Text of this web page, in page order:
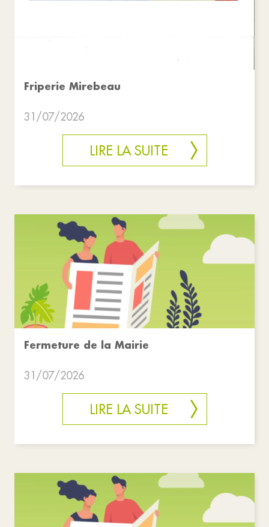
Friperie Mirebeau
31/07/2026
LIRE LA SUITE
Fermeture de la Mairie
31/07/2026
LIRE LA SUITE